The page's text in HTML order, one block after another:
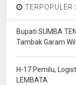
TERPOPULER
Bupati SUMBA
Tambak Garam
H-17 Pemilu,
LEMBATA